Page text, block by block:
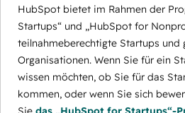
HubSpot bietet im Rahmen der
Startups“ und „HubSpot for
teilnahmeberechtigte Startups und
Organisationen. Wenn Sie für ein
wissen möchten, ob Sie für das
kommen, oder wenn Sie sich